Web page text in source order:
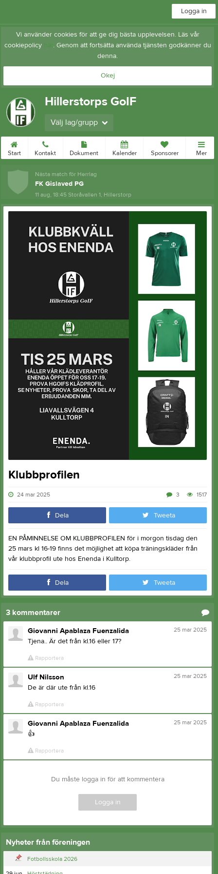
Logga in
Vi använder cookies för att ge dig bästa upplevelsen. Läs vår
cookiepolicy här. Genom att fortsätta använda tjänsten godkänner du
denna.
Okej
Hillerstorps GoIF
Välj lag/grupp
Start Kontakt Dokument Kalender Sponsorer Mer
Nästa match för Herrlag
FK Gislaved PG
11 aug, 18:45Storåvallen 1, Hillerstorp
Klubbprofilen
24 mar 2025 1517
3
Dela Tweeta
EN PÅMINNELSE OM KLUBBPROFILEN för i morgon tisdag den
25 mars kl 16-19 finns det möjlighet att köpa träningskläder från
vår klubbprofil ute hos Enenda i Kulltorp.
Dela Tweeta
3 kommentarer
25 mar 2025
Giovanni Apablaza Fuenzalida
Tjena.. Är det från kl.16 eller 17?
Rapportera
25 mar 2025
Ulf Nilsson
De är där ute från kl.16
Rapportera
25 mar 2025
Giovanni Apablaza Fuenzalida
👍
Rapportera
Du måste logga in för att kommentera
Logga in
Nyheter från föreningen
Fotbollsskola 2026